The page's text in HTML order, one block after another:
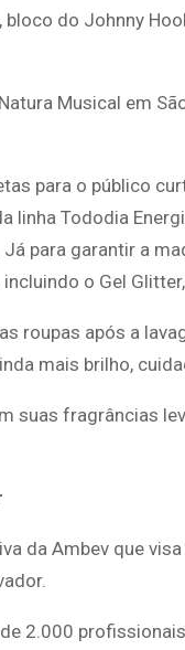
do Johnny
Musical em
para o público
linha Tododia
para garantir a
o Gel
roupas após a
mais brilho,
suas fragrâncias
da Ambev que
2.000